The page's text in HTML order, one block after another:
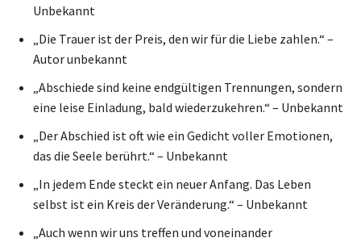
Unbekannt
„Die Trauer ist der Preis, den wir für die Liebe zahlen.“ –
Autor unbekannt
„Abschiede sind keine endgültigen Trennungen, sondern
eine leise Einladung, bald wiederzukehren.“ – Unbekannt
„Der Abschied ist oft wie ein Gedicht voller Emotionen,
das die Seele berührt.“ – Unbekannt
„In jedem Ende steckt ein neuer Anfang. Das Leben
selbst ist ein Kreis der Veränderung.“ – Unbekannt
„Auch wenn wir uns treffen und voneinander